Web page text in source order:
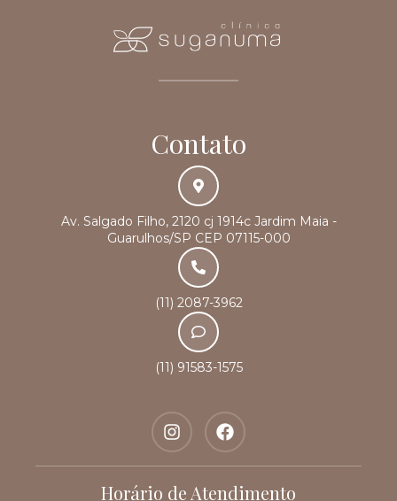
Contato
Av. Salgado Filho, 2120 cj 1914c Jardim Maia -
Guarulhos/SP CEP 07115-000
(11) 2087-3962
(11) 91583-1575
Horário de Atendimento